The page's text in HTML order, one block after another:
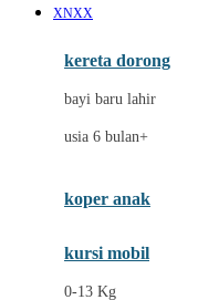
E
ELC
Ergobaby
Ezyroller
F
XNXX
kereta dorong
bayi baru lahir
usia 6 bulan+
koper anak
kursi mobil
0-13 Kg